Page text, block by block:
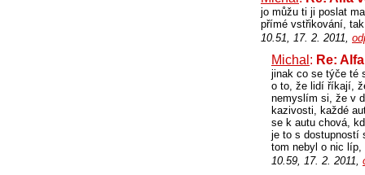
jo můžu ti ji poslat
přímé vstřikování,
10.51, 17. 2. 2011,
Michal : Re:
jinak co se týče té
o to, že lidí říkají,
nemyslím si, že v
kazivosti, každé
se k autu chová,
je to s dostupností
tom nebyl o nic
10.59, 17. 2. 2011,